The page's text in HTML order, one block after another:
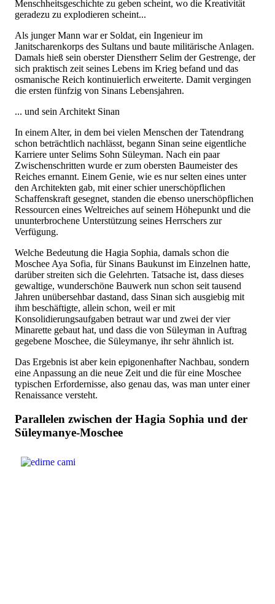
Menschheitsgeschichte zu geben scheint, wo die Kreativität
geradezu zu explodieren scheint...
Als junger Mann war er Soldat, ein Ingenieur im
Janitscharenkorps des Sultans und baute militärische Anlagen.
Damals hieß sein oberster Dienstherr Selim der Gestrenge, der
sich praktisch zeit seines Lebens im Krieg befand und das
osmanische Reich kontinuierlich erweiterte. Damit vergingen
die ersten fünfzig von Sinans Lebensjahren.
... und sein Architekt Sinan
In einem Alter, in dem bei vielen Menschen der Tatendrang
schon beträchtlich nachlässt, begann Sinan seine eigentliche
Karriere unter Selims Sohn Süleyman. Nach ein paar
Zwischenschritten wurde er zum obersten Baumeister des
Reiches ernannt. Einem Genie, wie es nur selten eines unter
den Architekten gab, mit einer schier unerschöpflichen
Schaffenskraft gesegnet, standen die ebenso unerschöpflichen
Ressourcen eines Weltreiches auf seinem Höhepunkt und die
ununterbrochene Unterstützung seines Herrschers zur
Verfügung.
Welche Bedeutung die Hagia Sophia, damals schon die
Moschee Aya Sofia, für Sinans Baukunst im Einzelnen hatte,
darüber streiten sich die Gelehrten. Tatsache ist, dass dieses
gewaltige, wunderschöne Bauwerk nun schon seit tausend
Jahren unübersehbar dastand, dass Sinan sich ausgiebig mit
ihm beschäftigte, allein schon, weil er mit
Konsolidierungsaufgaben betraut war und zwei der vier
Minarette gebaut hat, und dass die von Süleyman in Auftrag
gegebene Moschee, die Süleymanye, ihr sehr ähnlich ist.
Das Ergebnis ist aber kein epigonenhafter Nachbau, sondern
eine Anpassung an die neue Zeit und die für eine Moschee
typischen Erfordernisse, also genau das, was man unter einer
Renaissance versteht.
Parallelen zwischen der Hagia Sophia und der
Süleymanye-Moschee